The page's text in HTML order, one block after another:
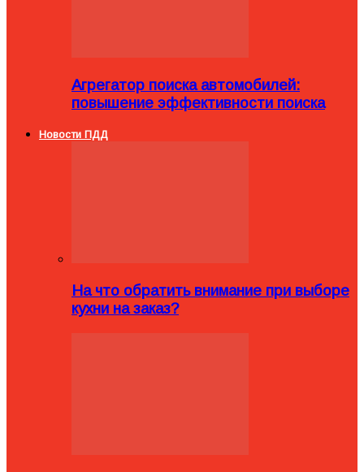
Агрегатор поиска автомобилей:
повышение эффективности поиска
Новости ПДД
На что обратить внимание при выборе
кухни на заказ?